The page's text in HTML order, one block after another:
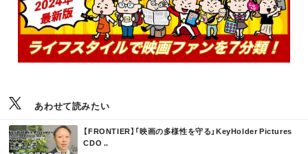
あわせて読みたい
【FRONTIER】「映画の多様性を守る」KeyHolder Pictures
CDO ..